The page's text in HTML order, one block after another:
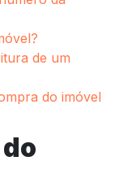
de um
do imóvel